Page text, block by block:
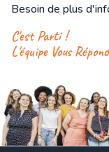
Besoin de plus
C'est Parti !
L'équipe Vous